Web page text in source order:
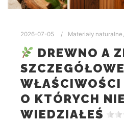
2026-07-05 Materiały naturalne,
DREWNO A
SZCZEGÓŁOWE
WŁAŚCIWOŚCI
O KTÓRYCH NIE
WIEDZIAŁEŚ